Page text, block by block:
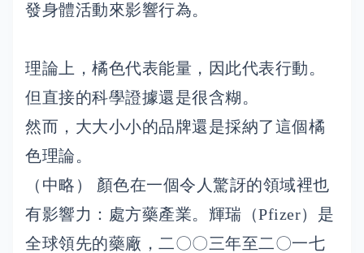
發身體活動來影響行為。
理論上，橘色代表能量，因此代表行動。
但直接的科學證據還是很含糊。
然而，大大小小的品牌還是採納了這個橘
色理論。
（中略） 顏色在一個令人驚訝的領域裡也
有影響力：處方藥產業。輝瑞（Pfizer）是
全球領先的藥廠，二〇〇三年至二〇一七